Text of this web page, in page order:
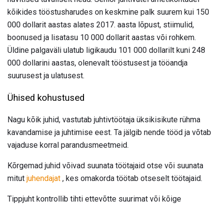
kõikides tööstusharudes on keskmine palk suurem kui 150
000 dollarit aastas alates 2017. aasta lõpust, stiimulid,
boonused ja lisatasu 10 000 dollarit aastas või rohkem.
Üldine palgaväli ulatub ligikaudu 101 000 dollarilt kuni 248
000 dollarini aastas, olenevalt tööstusest ja tööandja
suurusest ja ulatusest.
Ühised kohustused
Nagu kõik juhid, vastutab juhtivtöötaja üksikisikute rühma
kavandamise ja juhtimise eest. Ta jälgib nende tööd ja võtab
vajaduse korral parandusmeetmeid.
Kõrgemad juhid võivad suunata töötajaid otse või suunata
mitut juhendajat , kes omakorda töötab otseselt töötajaid.
Tippjuht kontrollib tihti ettevõtte suurimat või kõige